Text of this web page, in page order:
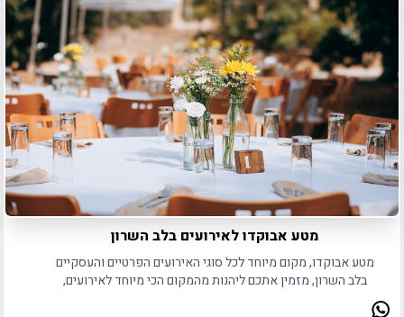
מטע אבוקדו לאירועים בלב השרון
מטע אבוקדו, מקום מיוחד לכל סוגי האירועים הפרטיים והעסקיים
בלב השרון, מזמין אתכם ליהנות מהמקום הכי מיוחד לאירועים,